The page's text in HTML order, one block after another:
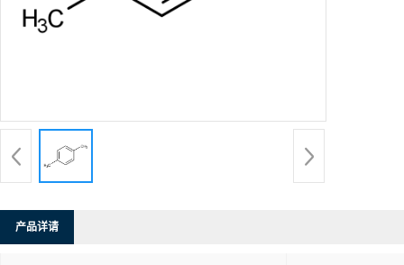
产品详请